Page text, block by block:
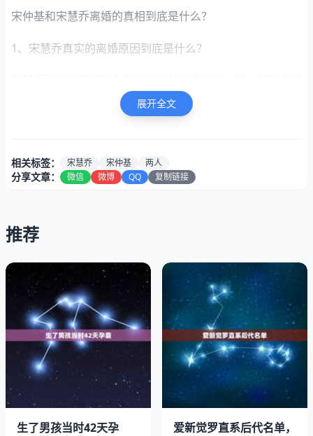
宋仲基和宋慧乔离婚的真相到底是什么？
1、宋慧乔真实的离婚原因到底是什么？
称：“二人都希望结束离婚程序，而不是互相指责。林允儿
天涯猛料。
展开全文
相关标签： 宋慧乔 宋仲基 两人
分享文章： 微信 微博 QQ 复制链接
推荐
生了男孩当时42天孕
爱新觉罗直系后代名单，